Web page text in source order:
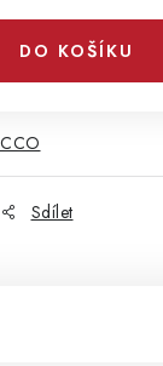
DO KOŠÍKU
Sdílet